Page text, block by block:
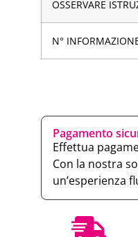
OSSERVARE
N°
Pagamento
Effettua
Con la nostra
un’esperienza